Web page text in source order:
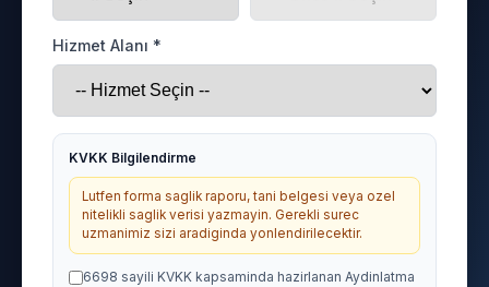
Hizmet Alanı *
KVKK Bilgilendirme
Lutfen forma saglik raporu, tani belgesi veya ozel
nitelikli saglik verisi yazmayin. Gerekli surec
uzmanimiz sizi aradiginda yonlendirilecektir.
6698 sayili KVKK kapsaminda hazirlanan Aydinlatma